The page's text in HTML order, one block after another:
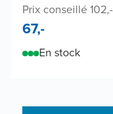
Prix conseillé 102,-
67,-
En stock